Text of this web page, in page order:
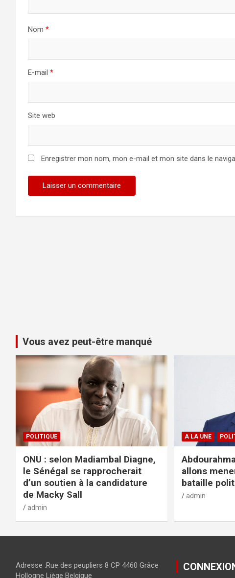
Nom *
E-mail *
Site web
Enregistrer mon nom, mon e-mail et mon site dans le
Vous avez peut-être manqué
POLITIQUE
ONU : selon Madiambal Diagne,
le Sénégal se rapprocherait
d’un soutien à la candidature
de Macky Sall
admin
A LA UNE
allons
bataille
admin
Adresse :Rue des peupliers 8 CP 4460 Grâce
Hollogne Liège Belgique